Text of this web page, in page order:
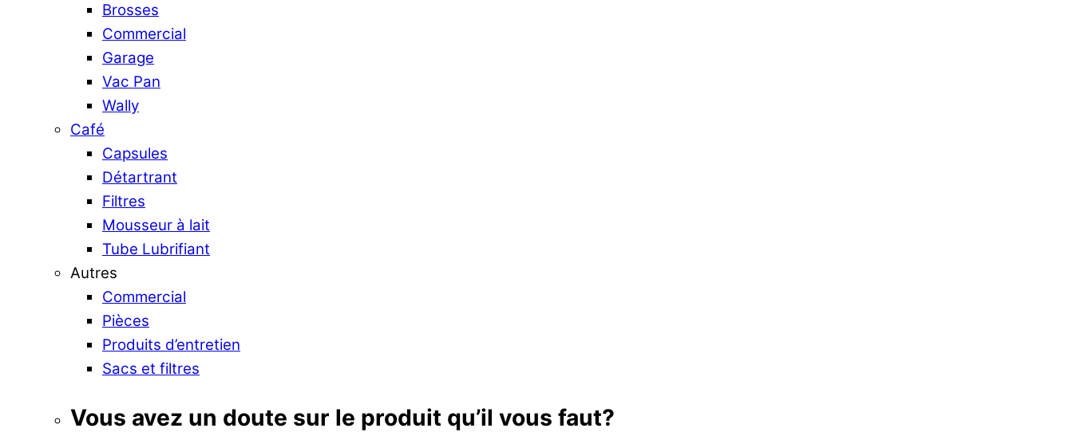
Brosses
Commercial
Garage
Vac Pan
Wally
Café
Capsules
Détartrant
Filtres
Mousseur à lait
Tube Lubrifiant
Autres
Commercial
Pièces
Produits d’entretien
Sacs et filtres
Vous avez un doute sur le produit qu’il vous faut?